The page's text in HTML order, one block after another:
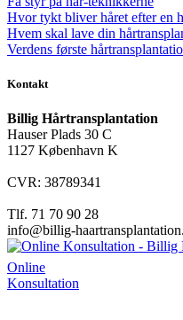
Hvor tykt bliver håret efter en
Hvem skal lave din
Verdens første
Kontakt
Billig Hårtransplantation
Hauser Plads 30 C
1127 København K
CVR: 38789341
Tlf. 71 70 90 28
info@billig-
Online
Konsultation